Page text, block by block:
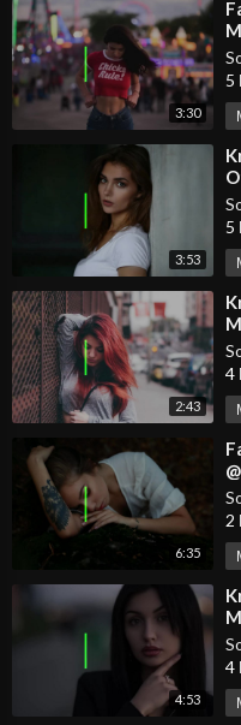
3:30
5
3:53
5
2:43
4
6:35
2
4:53
4